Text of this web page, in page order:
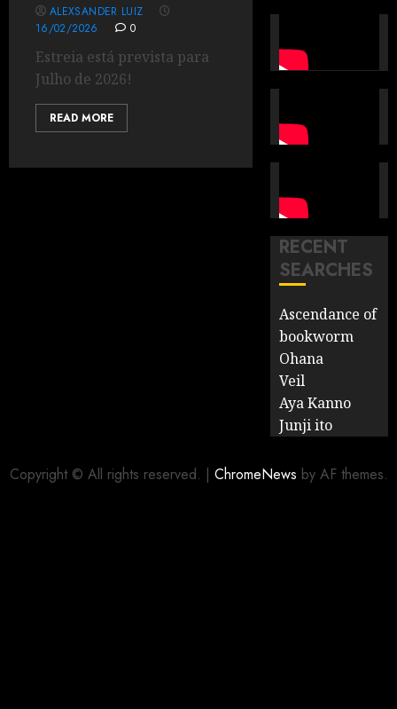
ALEXSANDER LUIZ
16/02/2026
0
Estreia está prevista para
Julho de 2026!
READ MORE
RECENT
SEARCHES
Ascendance of
bookworm
Ohana
Veil
Aya Kanno
Junji ito
Copyright © All rights reserved. | ChromeNews by AF themes.